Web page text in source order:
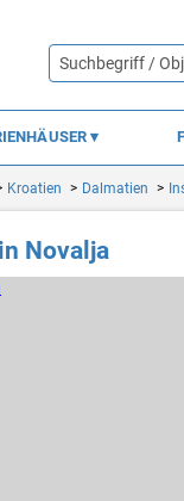
Kroatien Dalmatien
Novalja